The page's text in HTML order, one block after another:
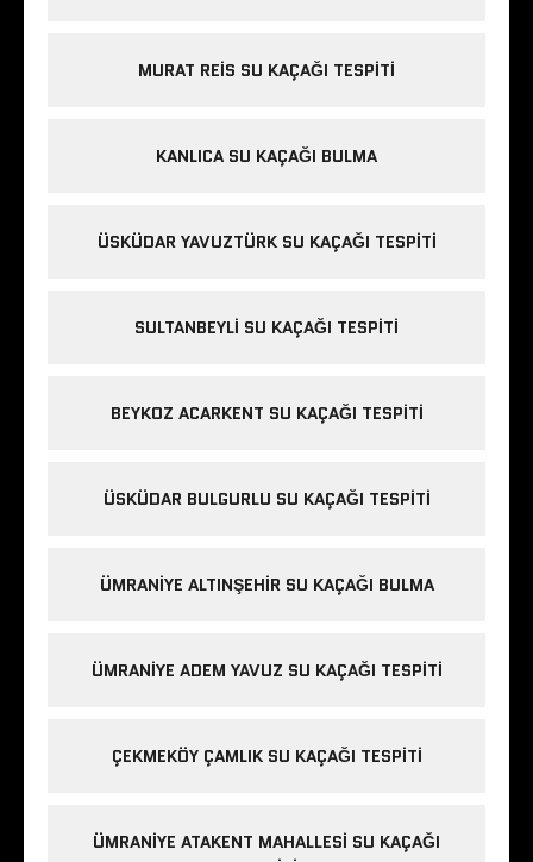
MURAT REIS SU KAÇAĞI TESPITI
KANLICA SU KAÇAĞI BULMA
ÜSKÜDAR YAVUZTÜRK SU KAÇAĞI TESPITI
SULTANBEYLI SU KAÇAĞI TESPITI
BEYKOZ ACARKENT SU KAÇAĞI TESPITI
ÜSKÜDAR BULGURLU SU KAÇAĞI TESPITI
ÜMRANIYE ALTINŞEHIR SU KAÇAĞI BULMA
ÜMRANIYE ADEM YAVUZ SU KAÇAĞI TESPITI
ÇEKMEKÖY ÇAMLIK SU KAÇAĞI TESPITI
ÜMRANIYE ATAKENT MAHALLESI SU KAÇAĞI